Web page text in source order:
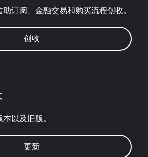
订阅、金融交易和购买流程创收。
创收
以及旧版。
更新